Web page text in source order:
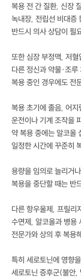
복용 전 간 질환, 신장
녹내장, 전립선 비대증
반드시 의사 상담이 필
또한 심장 부정맥, 저
다른 정신과 약물·조
복용 중인 경우에도 전
복용 초기에 졸음, 어
운전이나 기계 조작을
약 복용 중에는 알코올
일정한 시간에 꾸준히
용량을 임의로 늘리거
복용을 중단할 때는 반
다른 항우울제, 프릴
수면제, 알코올과 병용
전문가와 상의 후 복용
특히 세로토닌에 영향
세로토닌 증후군(불안,